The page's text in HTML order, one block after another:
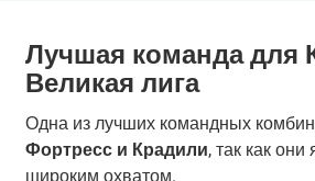
Лучшая команда для
Великая лига
Одна из лучших командных
Фортресс и Крадили, так как
широким охватом.